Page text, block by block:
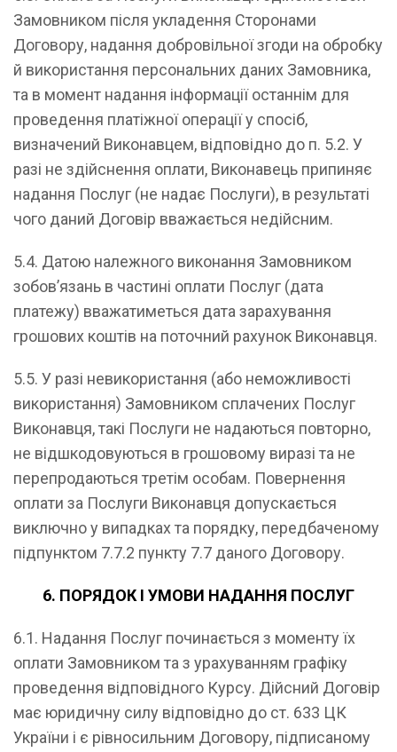
Замовником після укладення Сторонами
Договору, надання добровільної згоди на обробку
й використання персональних даних Замовника,
та в момент надання інформації останнім для
проведення платіжної операції у спосіб,
визначений Виконавцем, відповідно до п. 5.2. У
разі не здійснення оплати, Виконавець припиняє
надання Послуг (не надає Послуги), в результаті
чого даний Договір вважається недійсним.
5.4. Датою належного виконання Замовником
зобов’язань в частині оплати Послуг (дата
платежу) вважатиметься дата зарахування
грошових коштів на поточний рахунок Виконавця.
5.5. У разі невикористання (або неможливості
використання) Замовником сплачених Послуг
Виконавця, такі Послуги не надаються повторно,
не відшкодовуються в грошовому виразі та не
перепродаються третім особам. Повернення
оплати за Послуги Виконавця допускається
виключно у випадках та порядку, передбаченому
підпунктом 7.7.2 пункту 7.7 даного Договору.
6. ПОРЯДОК І УМОВИ НАДАННЯ ПОСЛУГ
6.1. Надання Послуг починається з моменту їх
оплати Замовником та з урахуванням графіку
проведення відповідного Курсу. Дійсний Договір
має юридичну силу відповідно до ст. 633 ЦК
України і є рівносильним Договору, підписаному